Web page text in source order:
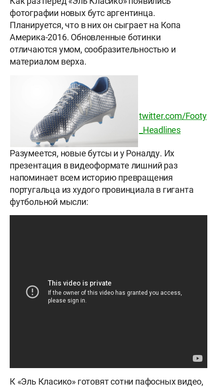
фотографии новых бутс аргентинца.
Планируется, что в них он сыграет на Копа
Америка-2016. Обновленные ботинки
отличаются умом, сообразительностью и
материалом верха.
twitter.com/Footy
_Headlines
Разумеется, новые бутсы и у Роналду. Их
презентация в видеоформате лишний раз
напоминает всем историю превращения
португальца из худого провинциала в гиганта
футбольной мысли:
К «Эль Класико» готовят сотни пафосных видео,